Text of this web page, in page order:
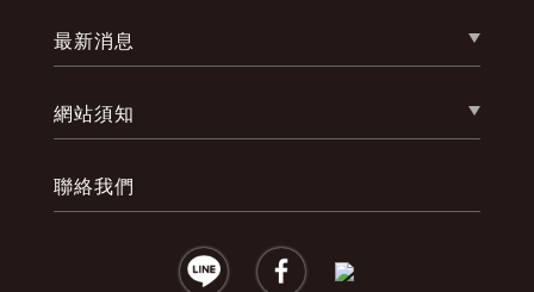
最新消息
網站須知
聯絡我們